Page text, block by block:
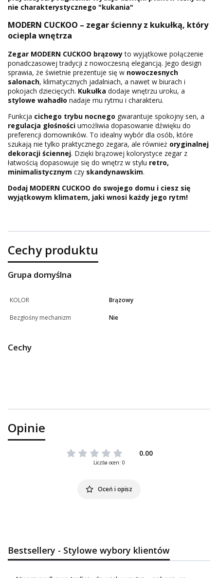
nie charakterystycznego "kukania"
MODERN CUCKOO – zegar ścienny z kukułką, który
ociepla wnętrza
Zegar MODERN CUCKOO brązowyto wyjątkowe połączenie
ponadczasowej tradycji z nowoczesną elegancją. Jego design
sprawia, że świetnie prezentuje się w nowoczesnych
salonach, klimatycznych jadalniach, a nawet w biurach i
pokojach dziecięcych. Kukułka dodaje wnętrzu uroku, a
stylowe wahadło nadaje mu rytmu i charakteru.
Funkcja cichego trybu nocnego gwarantuje spokojny sen, a
regulacja głośności umożliwia dopasowanie dźwięku do
preferencji domowników. To idealny wybór dla osób, które
szukają nie tylko praktycznego zegara, ale również oryginalnej
dekoracji ściennej. Dzięki brązowej kolorystyce zegar z
łatwością dopasowuje się do wnętrz w stylu retro,
minimalistycznym czy skandynawskim.
Dodaj MODERN CUCKOO do swojego domu i ciesz się
wyjątkowym klimatem, jaki wnosi każdy jego rytm!
Cechy produktu
Grupa domyślna
KOLOR Brązowy
Bezgłośny mechanizm Nie
Cechy
Opinie
0.00
Liczba ocen: 0
Oceń i opisz
Bestsellery - Stylowe wybory klientów